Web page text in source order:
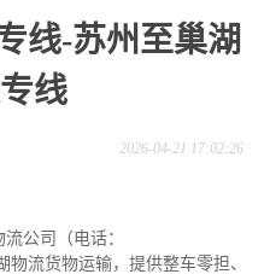
线-苏州至巢湖
线
2026-04-21 17:02:26
公司（电话：
流货物运输，提供整车零担、